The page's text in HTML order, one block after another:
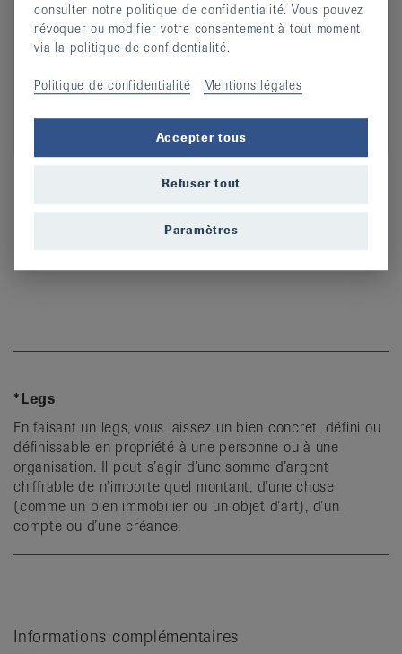
Directrice
044 487 40 00
*Legs
En faisant un legs, vous laissez un bien concret, défini ou
définissable en propriété à une personne ou à une
organisation. Il peut s’agir d’une somme d’argent
chiffrable de n’importe quel montant, d’une chose
(comme un bien immobilier ou un objet d’art), d’un
compte ou d’une créance.
Informations complémentaires
consulter notre politique de confidentialité. Vous pouvez
révoquer ou modifier votre consentement à tout moment
via la politique de confidentialité.
Politique de confidentialité Mentions légales
Accepter tous
Refuser tout
Paramètres